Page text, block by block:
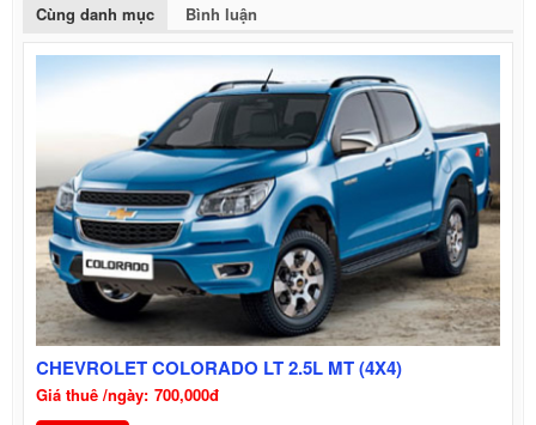
Cùng danh mục Bình luận
CHEVROLET COLORADO LT 2.5L MT (4X4)
700,000đ